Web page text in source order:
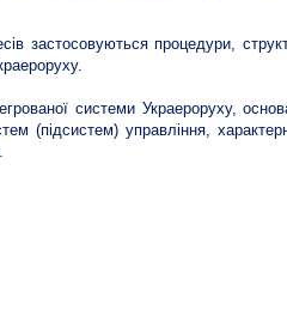
застосовуються процедури,
системи Украероруху,
(підсистем) управління,